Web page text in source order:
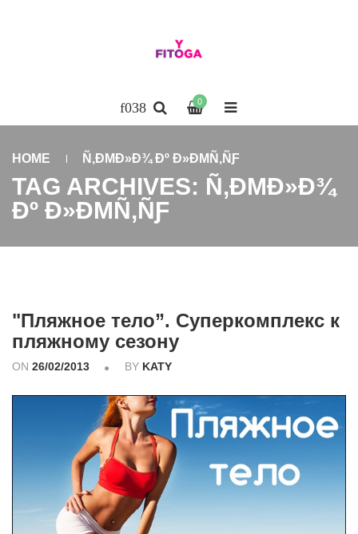
0
HOME Ñ‚ÐΜÐ»Ð¾ Ðº Ð»ÐΜÑ‚ÑƑ
TAG ARCHIVES: Ñ‚ÐΜÐ»Ð¾
Ðº Ð»ÐΜÑ‚ÑƑ
"Пляжное тело”. Суперкомплекс к
пляжному сезону
ON 26/02/2013 BY KATY